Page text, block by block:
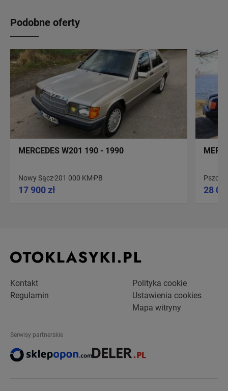
Podobne oferty
MERCEDES W201 190 - 1990
Nowy Sącz201 000 KM PB
17 900 zł 28
Kontakt
Regulamin
Polityka cookie
Ustawienia cookies
Mapa witryny
Serwisy partnerskie